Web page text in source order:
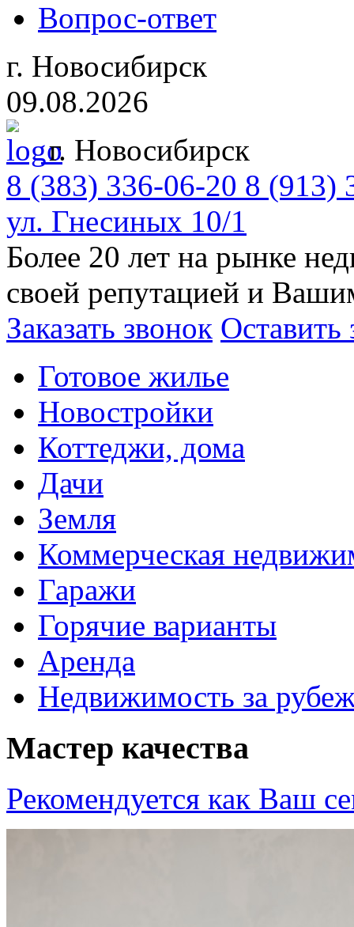
Вопрос-ответ
г. Новосибирск
09.08.2026
г. Новосибирск
8 (383) 336-06-20 8 (913)
ул. Гнесиных 10/1
Более 20 лет на рынке
своей репутацией и
Заказать звонок Оставить
Готовое жилье
Новостройки
Коттеджи, дома
Дачи
Земля
Коммерческая
Гаражи
Горячие варианты
Аренда
Недвижимость за
Мастер качества
Рекомендуется как Ваш